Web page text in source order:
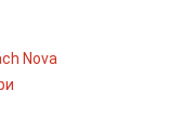
Nova